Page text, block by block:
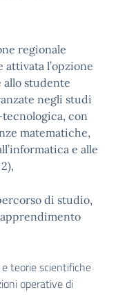
regionale
attivata l’opzione
allo studente
negli studi
con
matematiche,
e alle
di studio,
teorie scientifiche
operative di